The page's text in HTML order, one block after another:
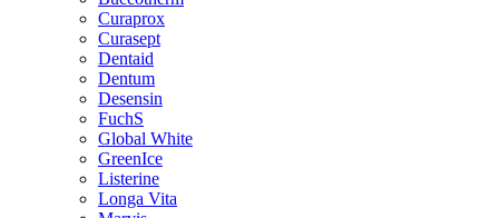
Curaprox
Curasept
Dentaid
Dentum
Desensin
FuchS
Global White
GreenIce
Listerine
Longa Vita